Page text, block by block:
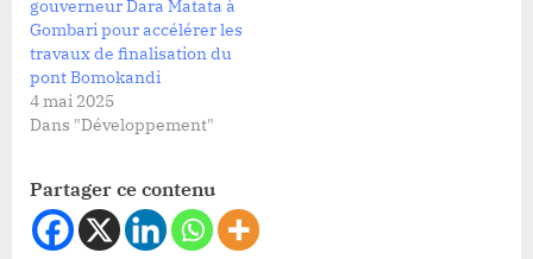
gouverneur Dara Matata à
Gombari pour accélérer les
travaux de finalisation du
pont Bomokandi
4 mai 2025
Dans "Développement"
Partager ce contenu